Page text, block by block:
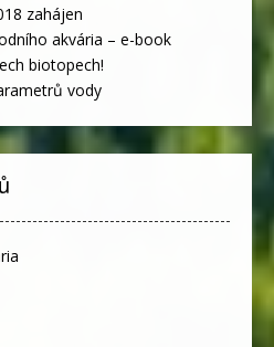
zahájen
akvária – e-book
biotopech!
vody